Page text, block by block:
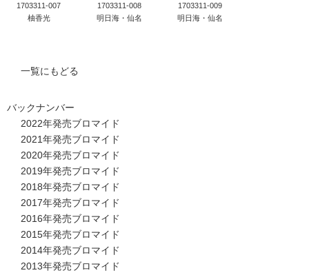
1703311-007
柚香光
1703311-008
明日海・仙名
1703311-009
明日海・仙名
一覧にもどる
バックナンバー
2022年発売ブロマイド
2021年発売ブロマイド
2020年発売ブロマイド
2019年発売ブロマイド
2018年発売ブロマイド
2017年発売ブロマイド
2016年発売ブロマイド
2015年発売ブロマイド
2014年発売ブロマイド
2013年発売ブロマイド